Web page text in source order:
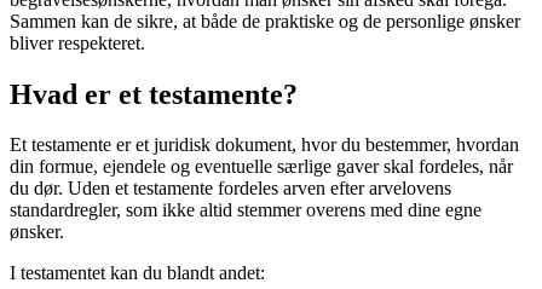
Sammen kan de sikre, at både de praktiske og de personlige ønsker
bliver respekteret.
Hvad er et testamente?
Et testamente er et juridisk dokument, hvor du bestemmer, hvordan
din formue, ejendele og eventuelle særlige gaver skal fordeles, når
du dør. Uden et testamente fordeles arven efter arvelovens
standardregler, som ikke altid stemmer overens med dine egne
ønsker.
I testamentet kan du blandt andet: